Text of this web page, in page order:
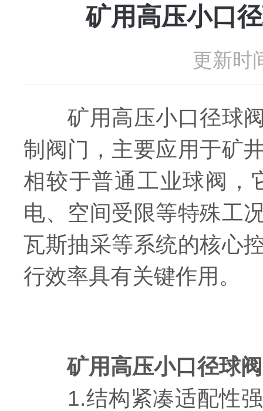
矿用高压小口
更新时
矿用高压小口径球阀
制阀门，主要应用于矿
相较于普通工业球阀，
电、空间受限等特殊工
瓦斯抽采等系统的核心
行效率具有关键作用。
矿用高压小口径球阀
1.结构紧凑适配性强